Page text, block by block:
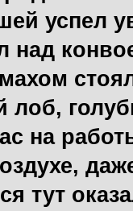
успел
над
лоб,
на
тут